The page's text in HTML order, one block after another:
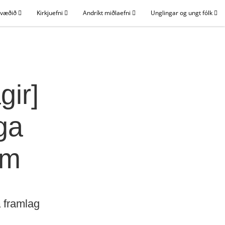
Kirkjuefni Andríkt miðlaefni Unglingar og ungt fólk
framlag